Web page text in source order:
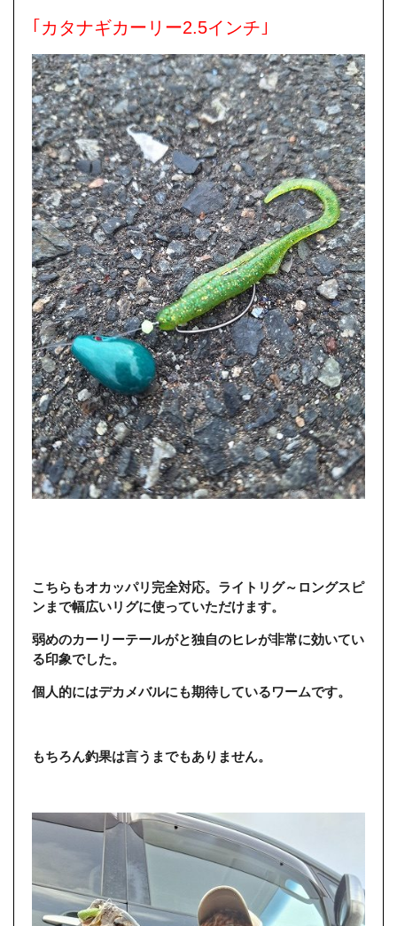
｢カタナギカーリー2.5インチ｣
こちらもオカッパリ完全対応。ライトリグ～ロングスピ
ンまで幅広いリグに使っていただけます。
弱めのカーリーテールがと独自のヒレが非常に効いてい
る印象でした。
個人的にはデカメバルにも期待しているワームです。
もちろん釣果は言うまでもありません。